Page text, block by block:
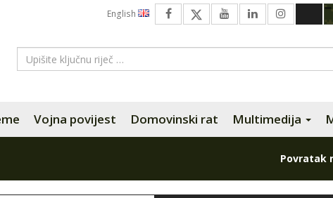
English
Vojna povijest Domovinski rat Multimedija
Povratak